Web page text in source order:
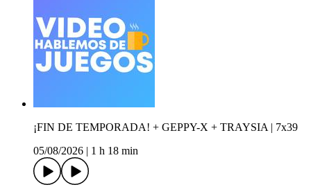
¡FIN DE TEMPORADA! + GEPPY-X + TRAYSIA | 7x39
05/08/2026
1 h 18 min